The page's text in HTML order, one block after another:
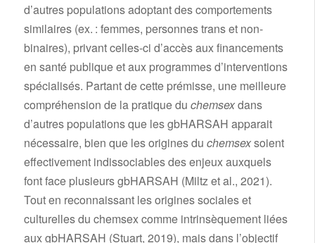
d’autres populations adoptant des comportements
similaires (ex. : femmes, personnes trans et non-
binaires), privant celles-ci d’accès aux financements
en santé publique et aux programmes d’interventions
spécialisés. Partant de cette prémisse, une meilleure
compréhension de la pratique du chemsexdans
d’autres populations que les gbHARSAH apparait
nécessaire, bien que les origines du chemsexsoient
effectivement indissociables des enjeux auxquels
font face plusieurs gbHARSAH (Miltz et al., 2021).
Tout en reconnaissant les origines sociales et
culturelles du chemsex comme intrinsèquement liées
aux gbHARSAH (Stuart, 2019), mais dans l’objectif